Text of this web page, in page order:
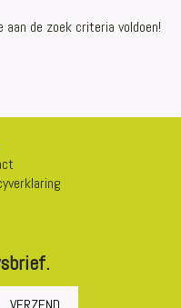
aan de zoek criteria voldoen!